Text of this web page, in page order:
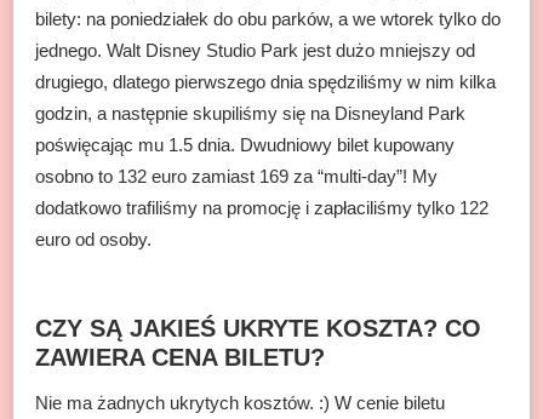
bilety: na poniedziałek do obu parków, a we wtorek tylko do
jednego. Walt Disney Studio Park jest dużo mniejszy od
drugiego, dlatego pierwszego dnia spędziliśmy w nim kilka
godzin, a następnie skupiliśmy się na Disneyland Park
poświęcając mu 1.5 dnia. Dwudniowy bilet kupowany
osobno to 132 euro zamiast 169 za “multi-day”! My
dodatkowo trafiliśmy na promocję i zapłaciliśmy tylko 122
euro od osoby.
CZY SĄ JAKIEŚ UKRYTE KOSZTA? CO
ZAWIERA CENA BILETU?
Nie ma żadnych ukrytych kosztów. :) W cenie biletu